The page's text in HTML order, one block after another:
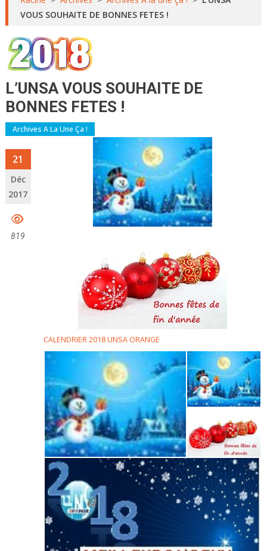
VOUS SOUHAITE DE BONNES FETES !
L’UNSA VOUS SOUHAITE DE
BONNES FETES !
Archives A La Une Ça !
21
Déc
2017
819
CALENDRIER 2018 UNSA ORANGE